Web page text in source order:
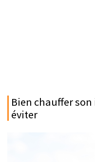
Bien chauffer
éviter